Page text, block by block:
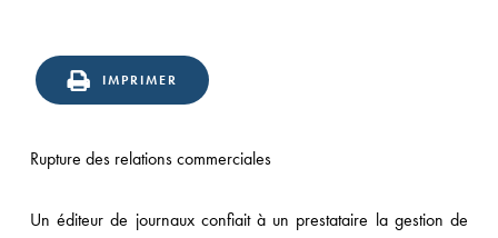
IMPRIMER
Rupture des relations commerciales
Un éditeur de journaux confiait à un prestataire la gestion de